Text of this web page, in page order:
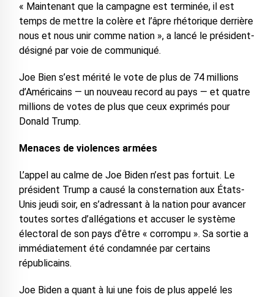
« Maintenant que la campagne est terminée, il est
temps de mettre la colère et l’âpre rhétorique derrière
nous et nous unir comme nation », a lancé le président-
désigné par voie de communiqué.
Joe Bien s’est mérité le vote de plus de 74 millions
d’Américains — un nouveau record au pays — et quatre
millions de votes de plus que ceux exprimés pour
Donald Trump.
Menaces de violences armées
L’appel au calme de Joe Biden n’est pas fortuit. Le
président Trump a causé la consternation aux États-
Unis jeudi soir, en s’adressant à la nation pour avancer
toutes sortes d’allégations et accuser le système
électoral de son pays d’être « corrompu ». Sa sortie a
immédiatement été condamnée par certains
républicains.
Joe Biden a quant à lui une fois de plus appelé les